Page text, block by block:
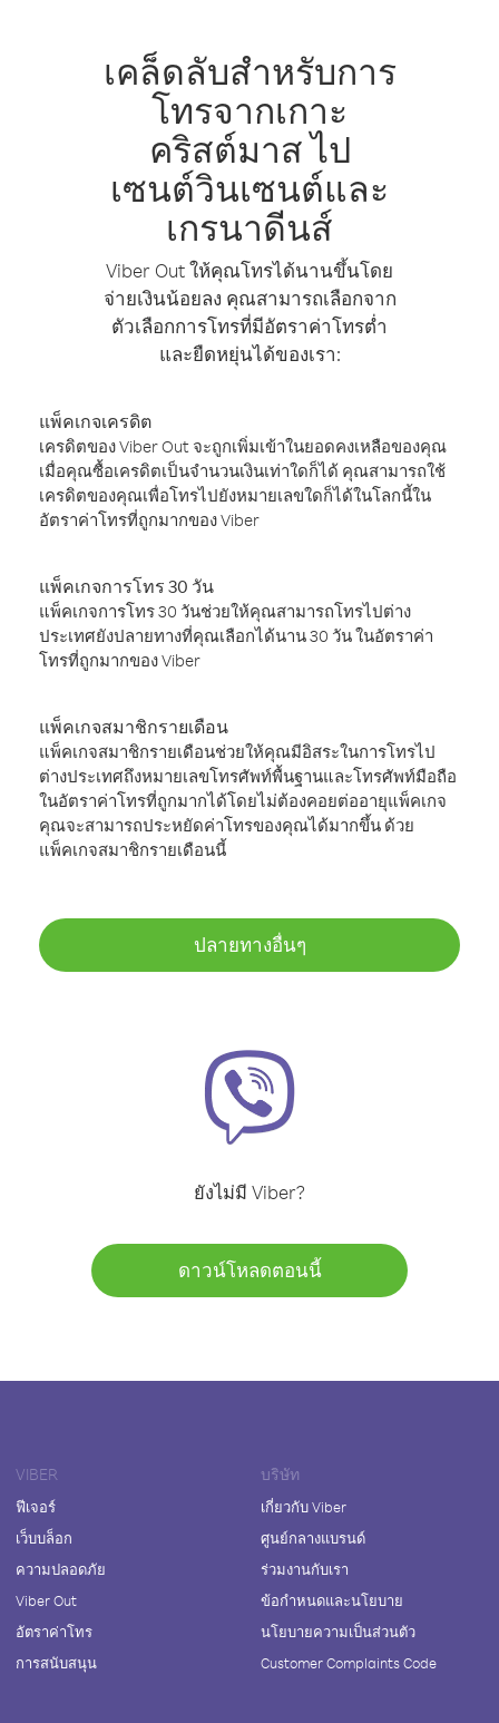
เคล็ดลับสำหรับการ
โทรจากเกาะ
คริสต์มาส ไป
เซนต์วินเซนต์และ
เกรนาดีนส์
Viber Out ให้คุณโทรได้นานขึ้นโดย
จ่ายเงินน้อยลง คุณสามารถเลือกจาก
ตัวเลือกการโทรที่มีอัตราค่าโทรต่ำ
และยืดหยุ่นได้ของเรา:
แพ็คเกจเครดิต
เครดิตของ Viber Out จะถูกเพิ่มเข้าในยอดคงเหลือของคุณ
เมื่อคุณซื้อเครดิตเป็นจำนวนเงินเท่าใดก็ได้ คุณสามารถใช้
เครดิตของคุณเพื่อโทรไปยังหมายเลขใดก็ได้ในโลกนี้ใน
อัตราค่าโทรที่ถูกมากของ Viber
แพ็คเกจการโทร 30 วัน
แพ็คเกจการโทร 30 วันช่วยให้คุณสามารถโทรไปต่าง
ประเทศยังปลายทางที่คุณเลือกได้นาน 30 วัน ในอัตราค่า
โทรที่ถูกมากของ Viber
แพ็คเกจสมาชิกรายเดือน
แพ็คเกจสมาชิกรายเดือนช่วยให้คุณมีอิสระในการโทรไป
ต่างประเทศถึงหมายเลขโทรศัพท์พื้นฐานและโทรศัพท์มือถือ
ในอัตราค่าโทรที่ถูกมากได้โดยไม่ต้องคอยต่ออายุแพ็คเกจ
คุณจะสามารถประหยัดค่าโทรของคุณได้มากขึ้น ด้วย
แพ็คเกจสมาชิกรายเดือนนี้
ปลายทางอื่นๆ
ยังไม่มี Viber?
ดาวน์โหลดตอนนี้
VIBER
ฟีเจอร์
เว็บบล็อก
ความปลอดภัย
Viber Out
อัตราค่าโทร
การสนับสนุน
บริษัท
เกี่ยวกับ Viber
ศูนย์กลางแบรนด์
ร่วมงานกับเรา
ข้อกำหนดและนโยบาย
นโยบายความเป็นส่วนตัว
Customer Complaints Code